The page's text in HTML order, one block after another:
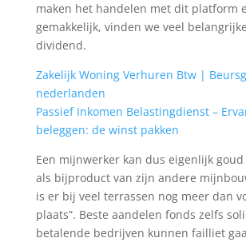
maken het handelen met dit platform
gemakkelijk, vinden we veel
dividend.
Zakelijk Woning Verhuren Btw |
nederlanden
Passief Inkomen Belastingdienst –
beleggen: de winst pakken
Een mijnwerker kan dus eigenlijk
als bijproduct van zijn andere
is er bij veel terrassen nog meer dan
plaats”. Beste aandelen fonds zelfs
betalende bedrijven kunnen failliet